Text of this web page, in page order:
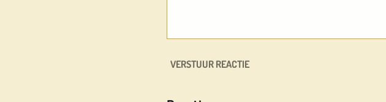
VERSTUUR REACTIE